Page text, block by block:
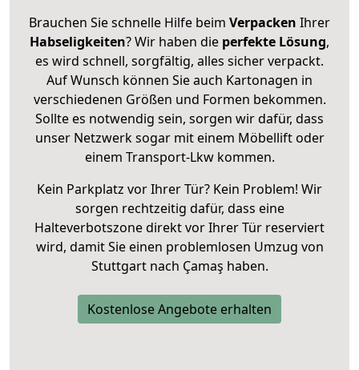
Brauchen Sie schnelle Hilfe beim Verpacken Ihrer
Habseligkeiten? Wir haben die perfekte Lösung,
es wird schnell, sorgfältig, alles sicher verpackt.
Auf Wunsch können Sie auch Kartonagen in
verschiedenen Größen und Formen bekommen.
Sollte es notwendig sein, sorgen wir dafür, dass
unser Netzwerk sogar mit einem Möbellift oder
einem Transport-Lkw kommen.
Kein Parkplatz vor Ihrer Tür? Kein Problem! Wir
sorgen rechtzeitig dafür, dass eine
Halteverbotszone direkt vor Ihrer Tür reserviert
wird, damit Sie einen problemlosen Umzug von
Stuttgart nach Çamaş haben.
Kostenlose Angebote erhalten